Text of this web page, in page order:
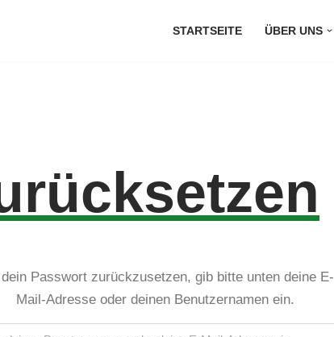
STARTSEITE ÜBER UNS
Passwort zurückzusetzen, gib bitte unten deine E-
Mail-Adresse oder deinen Benutzernamen ein.